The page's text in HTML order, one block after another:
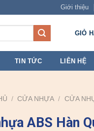
Giới thiệu
GIỎ
TIN TỨC LIÊN HỆ
/ CỬA NHỰA / CỬA
ABS Hàn